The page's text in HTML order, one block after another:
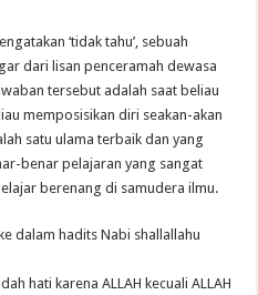
‘tidak tahu’, sebuah
dari lisan penceramah dewasa
tersebut adalah saat beliau
memposisikan diri seakan-akan
satu ulama terbaik dan yang
benar pelajaran yang sangat
berenang di samudera ilmu.
dalam hadits Nabi shallallahu
hati karena ALLAH kecuali ALLAH